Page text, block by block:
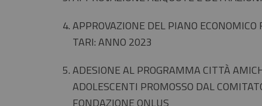
APPROVAZIONE DEL PIANO
TARI: ANNO 2023
ADESIONE AL PROGRAMMA CITTÀ
ADOLESCENTI PROMOSSO DAL
FONDAZIONE ONLUS